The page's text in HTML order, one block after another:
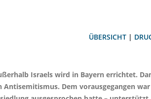
ÜBERSICHT |
Israels wird in Bayern errichtet.
Dem vorausgegangen